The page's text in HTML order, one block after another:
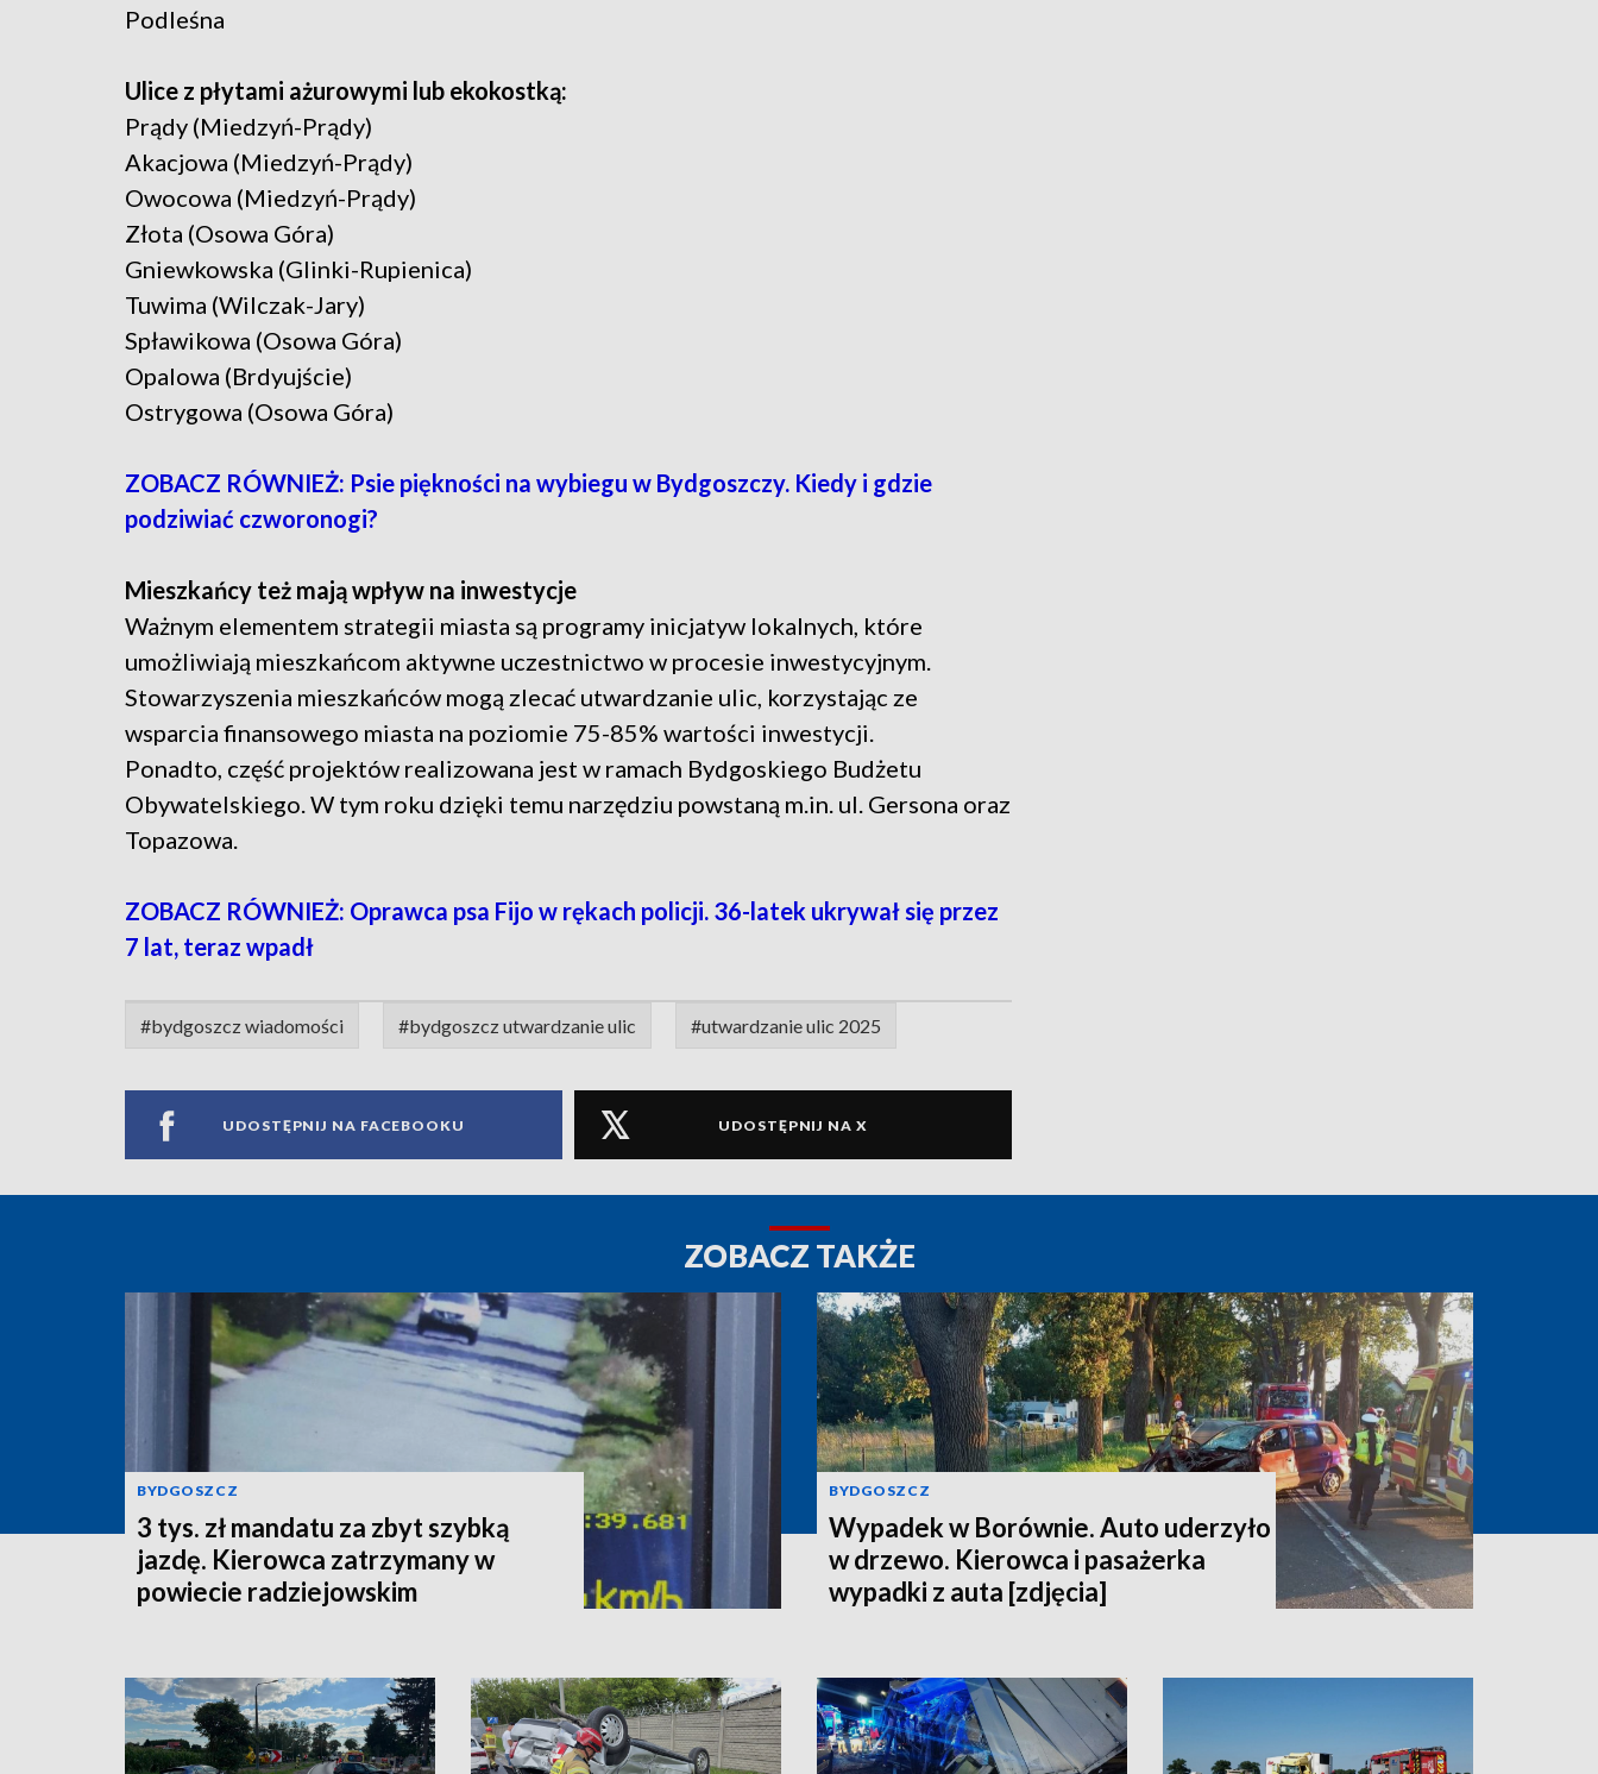
Podleśna
Ulice z płytami ażurowymi lub ekokostką:
Prądy (Miedzyń-Prądy)
Akacjowa (Miedzyń-Prądy)
Owocowa (Miedzyń-Prądy)
Złota (Osowa Góra)
Gniewkowska (Glinki-Rupienica)
Tuwima (Wilczak-Jary)
Spławikowa (Osowa Góra)
Opalowa (Brdyujście)
Ostrygowa (Osowa Góra)
ZOBACZ RÓWNIEŻ: Psie piękności na wybiegu w Bydgoszczy. Kiedy i gdzie
podziwiać czworonogi?
Mieszkańcy też mają wpływ na inwestycje
Ważnym elementem strategii miasta są programy inicjatyw lokalnych, które
umożliwiają mieszkańcom aktywne uczestnictwo w procesie inwestycyjnym.
Stowarzyszenia mieszkańców mogą zlecać utwardzanie ulic, korzystając ze
wsparcia finansowego miasta na poziomie 75-85% wartości inwestycji.
Ponadto, część projektów realizowana jest w ramach Bydgoskiego Budżetu
Obywatelskiego. W tym roku dzięki temu narzędziu powstaną m.in. ul. Gersona oraz
Topazowa.
ZOBACZ RÓWNIEŻ: Oprawca psa Fijo w rękach policji. 36-latek ukrywał się przez
7 lat, teraz wpadł
#bydgoszcz wiadomości #bydgoszcz utwardzanie ulic #utwardzanie ulic 2025
UDOSTĘPNIJ NA FACEBOOKU UDOSTĘPNIJ NA X
ZOBACZ TAKŻE
BYDGOSZCZ
3 tys. zł mandatu za zbyt szybką
jazdę. Kierowca zatrzymany w
powiecie radziejowskim
BYDGOSZCZ
Wypadek w Borównie. Auto uderzyło
w drzewo. Kierowca i pasażerka
wypadki z auta [zdjęcia]